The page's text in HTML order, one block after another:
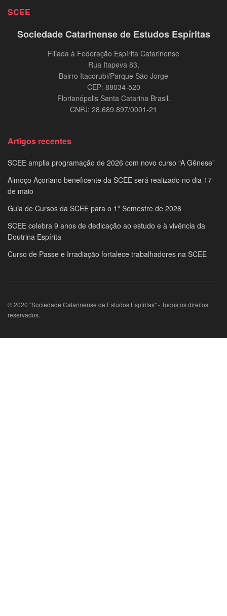
SCEE
Sociedade Catarinense de Estudos Espíritas
Filiada à Federação Espírita Catarinense
Rua Itapeva 83,
Bairro Itacorubi/Parque São Jorge
CEP: 88034-520
Florianópolis Santa Catarina Brasil.
CNPJ: 28.689.897/0001-21
Artigos recentes
SCEE amplia programação de 2026 com novo curso “A Gênese”
Almoço Açoriano beneficente da SCEE será realizado no dia 17
de maio
Guia de Cursos da SCEE para o 1º Semestre de 2026
SCEE celebra 9 anos de dedicação ao estudo e à vivência da
Doutrina Espírita
Curso de Passe e Irradiação fortalece trabalhadores na SCEE
© 2020 "Sociedade Catarinense de Estudos Espíritas" - Todos os direitos
reservados.